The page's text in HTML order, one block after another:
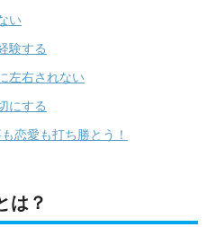
い
験する
左右されない
にする
恋愛も打ち勝とう！
は？